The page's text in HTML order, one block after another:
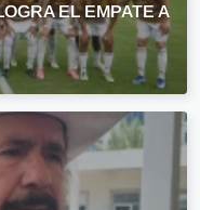
EL EMPATE A